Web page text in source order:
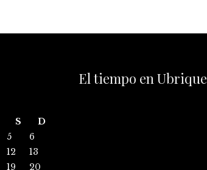
S
D
5
6
12
13
19 20
El tiempo en Ubrique